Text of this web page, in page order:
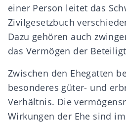
einer Person leitet das
Zivilgesetzbuch
Dazu gehören auch
das Vermögen der
Zwischen den Ehegatten
besonderes güter- und
Verhältnis. Die
Wirkungen der Ehe sind im